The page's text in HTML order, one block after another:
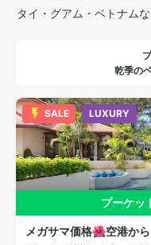
タイ・グアム・ベトナム
乾季の